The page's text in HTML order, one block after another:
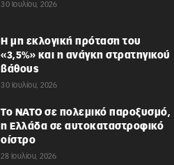
30 Ιουλίου, 2026
Η μη εκλογική πρόταση του
«3,5%» και η ανάγκη στρατηγικού
βάθους
30 Ιουλίου, 2026
Το ΝΑΤΟ σε πολεμικό παροξυσμό,
η Ελλάδα σε αυτοκαταστροφικό
οίστρο
28 Ιουλίου, 2026